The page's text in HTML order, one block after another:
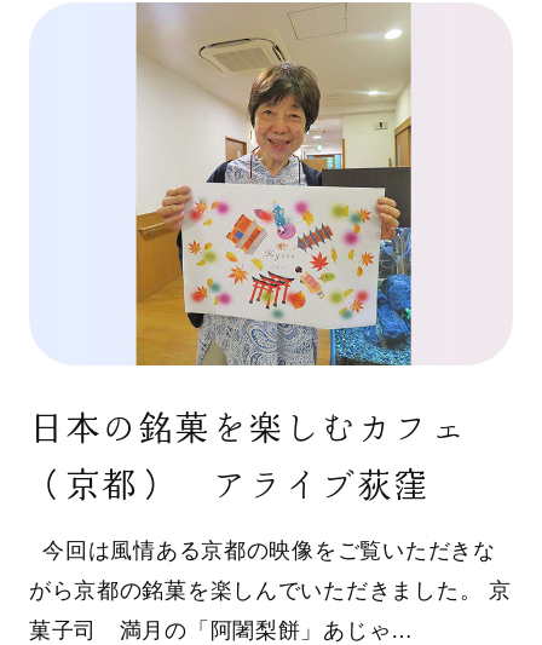
日本の銘菓を楽しむカフェ
（京都） アライブ荻窪
今回は風情ある京都の映像をご覧いただきな
がら京都の銘菓を楽しんでいただきました。 京
菓子司 満月の「阿闍梨餅」あじゃ…